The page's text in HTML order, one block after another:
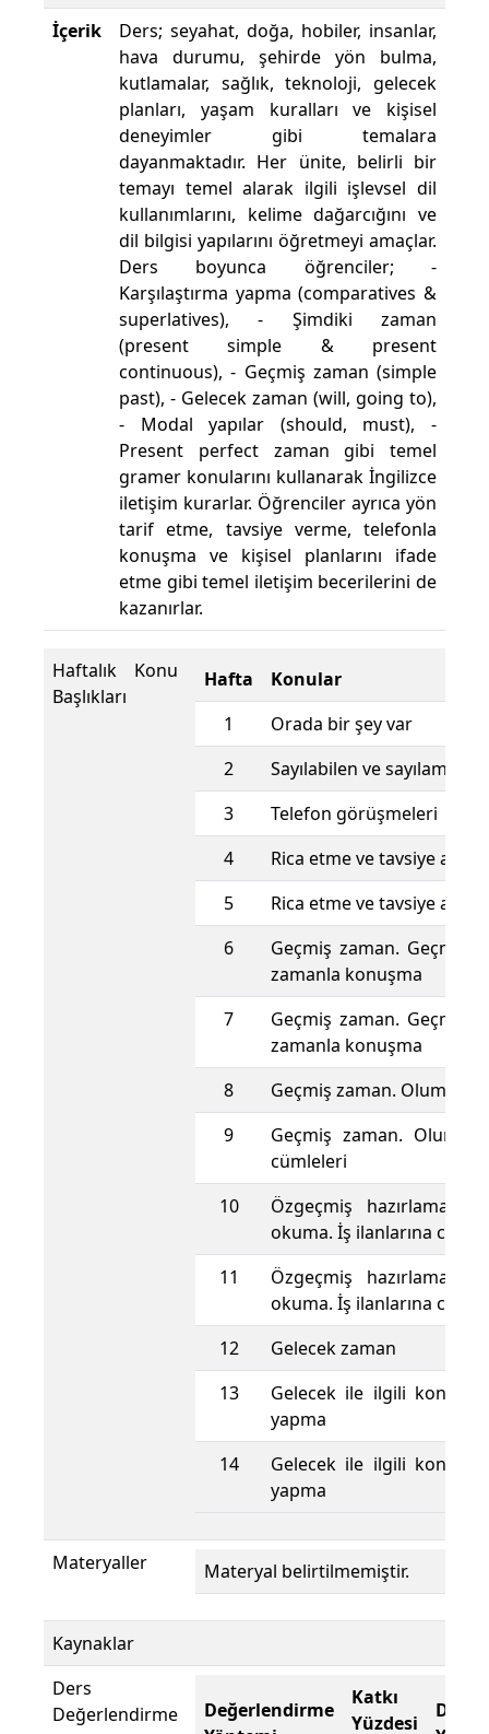
İçerik
Ders; seyahat, doğa, hobiler, insanlar,
hava durumu, şehirde yön bulma,
kutlamalar, sağlık, teknoloji, gelecek
planları, yaşam kuralları ve kişisel
deneyimler gibi temalara
dayanmaktadır. Her ünite, belirli bir
temayı temel alarak ilgili işlevsel dil
kullanımlarını, kelime dağarcığını ve
dil bilgisi yapılarını öğretmeyi amaçlar.
Ders boyunca öğrenciler; -
Karşılaştırma yapma (comparatives &
superlatives), - Şimdiki zaman
(present simple & present
continuous), - Geçmiş zaman (simple
past), - Gelecek zaman (will, going to),
- Modal yapılar (should, must), -
Present perfect zaman gibi temel
gramer konularını kullanarak İngilizce
iletişim kurarlar. Öğrenciler ayrıca yön
tarif etme, tavsiye verme, telefonla
konuşma ve kişisel planlarını ifade
etme gibi temel iletişim becerilerini de
kazanırlar.
Haftalık Konu
Başlıkları
Hafta
Konular
1
Orada bir şey var
2
Sayılabilen ve
3
Telefon görüşmeleri
4
Rica etme ve tavsiye alma
5
Rica etme ve tavsiye alma
6
Geçmiş zaman. Geçmiş
zamanla konuşma
7
Geçmiş zaman. Geçmiş
zamanla konuşma
8
Geçmiş zaman. Olumlu
9
Geçmiş zaman.
cümleleri
10
Özgeçmiş hazırlama. İş
okuma. İş ilanlarına
11
Özgeçmiş hazırlama. İş
okuma. İş ilanlarına
12
Gelecek zaman
13
Gelecek ile ilgili
yapma
14
Gelecek ile ilgili
yapma
Materyaller Materyal belirtilmemiştir.
Kaynaklar
Ders
Değerlendirme
Değerlendirme
Katkı
Yüzdesi